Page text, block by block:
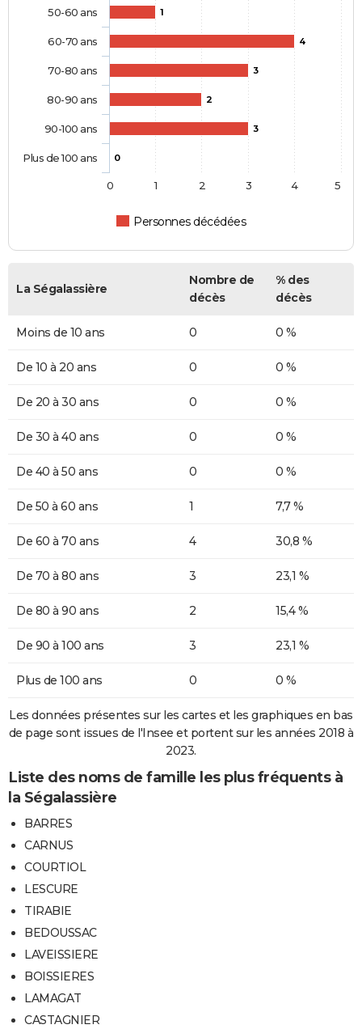
1
4
3
2
3
0
Personnes décédées
50-60 ans
60-70 ans
70-80 ans
80-90 ans
90-100 ans
Plus de 100 ans
0 1 2 3 4 5
La Ségalassière
Nombre de
décès
% des
décès
Moins de 10 ans 0 0 %
De 10 à 20 ans 0 0 %
De 20 à 30 ans 0 0 %
De 30 à 40 ans 0 0 %
De 40 à 50 ans 0 0 %
De 50 à 60 ans 1 7,7 %
De 60 à 70 ans 4 30,8 %
De 70 à 80 ans 3 23,1 %
De 80 à 90 ans 2 15,4 %
De 90 à 100 ans 3 23,1 %
Plus de 100 ans 0 0 %
Les données présentes sur les cartes et les graphiques en bas
de page sont issues de l'Insee et portent sur les années 2018 à
2023.
Liste des noms de famille les plus fréquents à
la Ségalassière
BARRES
CARNUS
COURTIOL
LESCURE
TIRABIE
BEDOUSSAC
LAVEISSIERE
BOISSIERES
LAMAGAT
CASTAGNIER